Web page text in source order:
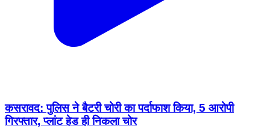
कसरावद: पुलिस ने बैटरी चोरी का पर्दाफाश किया, 5 आरोपी
गिरफ्तार, प्लांट हेड ही निकला चोर